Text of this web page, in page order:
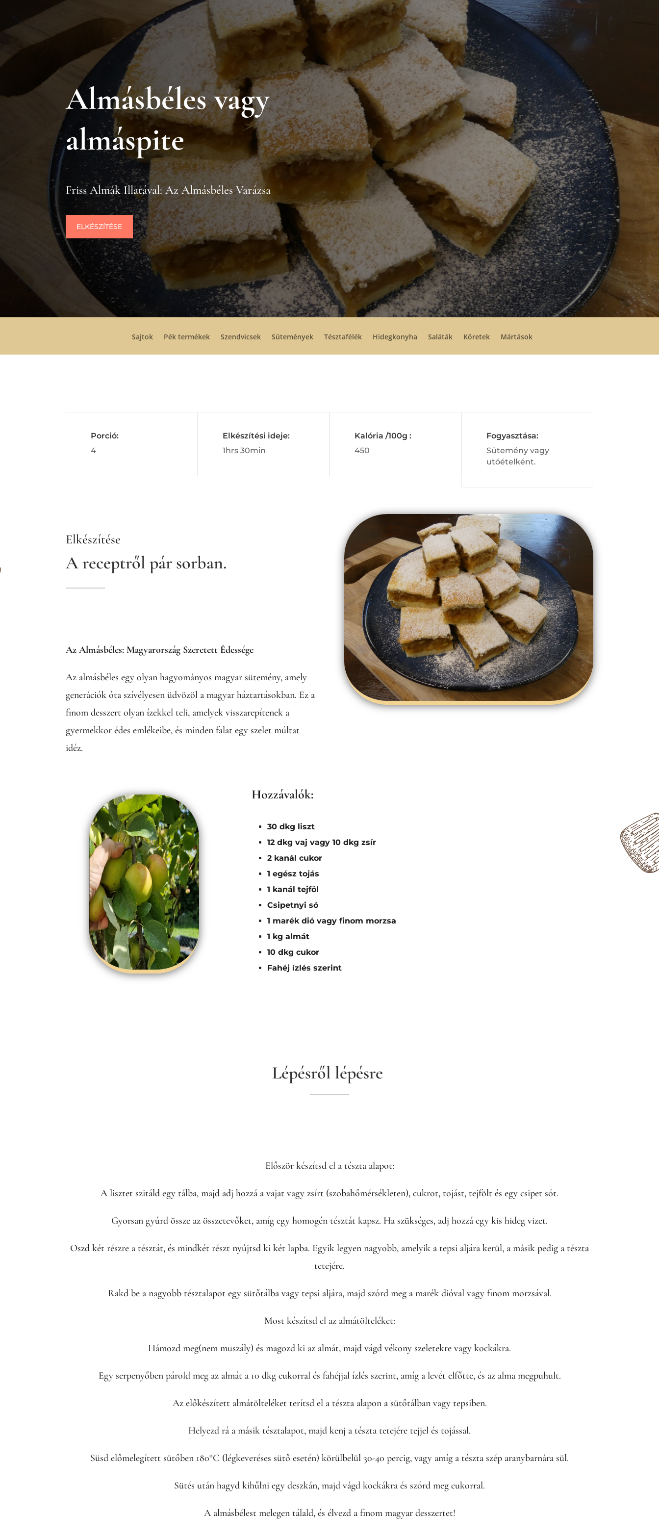
Almásbéles vagy
almáspite
Friss Almák Illatával: Az Almásbéles Varázsa
ELKÉSZÍTÉSE
Sajtok Pék termékek Szendvicsek Sütemények Tésztafélék Hidegkonyha Saláták Köretek Mártások
Porció:
4
Elkészítési ideje:
1hrs 30min
Kalória /100g :
450
Fogyasztása:
Sütemény vagy
utóételként.
Elkészítése
A receptről pár sorban.
Az Almásbéles: Magyarország Szeretett Édessége
Az almásbéles egy olyan hagyományos magyar sütemény, amely
generációk óta szívélyesen üdvözöl a magyar háztartásokban. Ez a
finom desszert olyan ízekkel teli, amelyek visszarepítenek a
gyermekkor édes emlékeibe, és minden falat egy szelet múltat
idéz.
Hozzávalók:
30 dkg liszt
12 dkg vaj vagy 10 dkg zsír
2 kanál cukor
1 egész tojás
1 kanál tejföl
Csipetnyi só
1 marék dió vagy finom morzsa
1 kg almát
10 dkg cukor
Fahéj ízlés szerint
Lépésről lépésre
Először készítsd el a tészta alapot:
A lisztet szitáld egy tálba, majd adj hozzá a vajat vagy zsírt (szobahőmérsékleten), cukrot, tojást, tejfölt és egy csipet sót.
Gyorsan gyúrd össze az összetevőket, amíg egy homogén tésztát kapsz. Ha szükséges, adj hozzá egy kis hideg vizet.
Oszd két részre a tésztát, és mindkét részt nyújtsd ki két lapba. Egyik legyen nagyobb, amelyik a tepsi aljára kerül, a másik pedig a tészta
tetejére.
Rakd be a nagyobb tésztalapot egy sütőtálba vagy tepsi aljára, majd szórd meg a marék dióval vagy finom morzsával.
Most készítsd el az almátölteléket:
Hámozd meg(nem muszály) és magozd ki az almát, majd vágd vékony szeletekre vagy kockákra.
Egy serpenyőben párold meg az almát a 10 dkg cukorral és fahéjjal ízlés szerint, amíg a levét elfőtte, és az alma megpuhult.
Az előkészített almátölteléket terítsd el a tészta alapon a sütőtálban vagy tepsiben.
Helyezd rá a másik tésztalapot, majd kenj a tészta tetejére tejjel és tojással.
Süsd előmelegített sütőben 180°C (légkeveréses sütő esetén) körülbelül 30-40 percig, vagy amíg a tészta szép aranybarnára sül.
Sütés után hagyd kihűlni egy deszkán, majd vágd kockákra és szórd meg cukorral.
A almásbélest melegen tálald, és élvezd a finom magyar desszertet!